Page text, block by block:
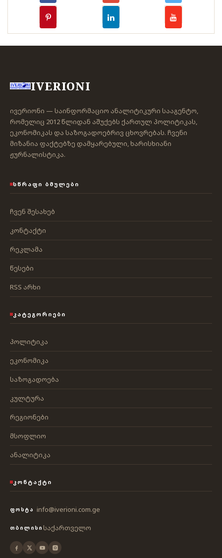
IVERIONI
ივერიონი — საინფორმაციო ანალიტიკური სააგენტო,
რომელიც 2012 წლიდან აშუქებს ქართულ პოლიტიკას,
ეკონომიკას და საზოგადოებრივ ცხოვრებას. ჩვენი
მიზანია ფაქტებზე დამყარებული, ხარისხიანი
ჟურნალისტიკა.
ᲡᲬᲠᲐᲤᲘ ᲑᲛᲣᲚᲔᲑᲘ
ჩვენ შესახებ
კონტაქტი
რეკლამა
წესები
RSS არხი
ᲙᲐᲢᲔᲒᲝᲠᲘᲔᲑᲘ
პოლიტიკა
ეკონომიკა
საზოგადოება
კულტურა
რეგიონები
მსოფლიო
ანალიტიკა
ᲙᲝᲜᲢᲐᲥᲢᲘ
ᲤᲝᲡᲢᲐ info@iverioni.com.ge
ᲗᲑᲘᲚᲘᲡᲘ საქართველო